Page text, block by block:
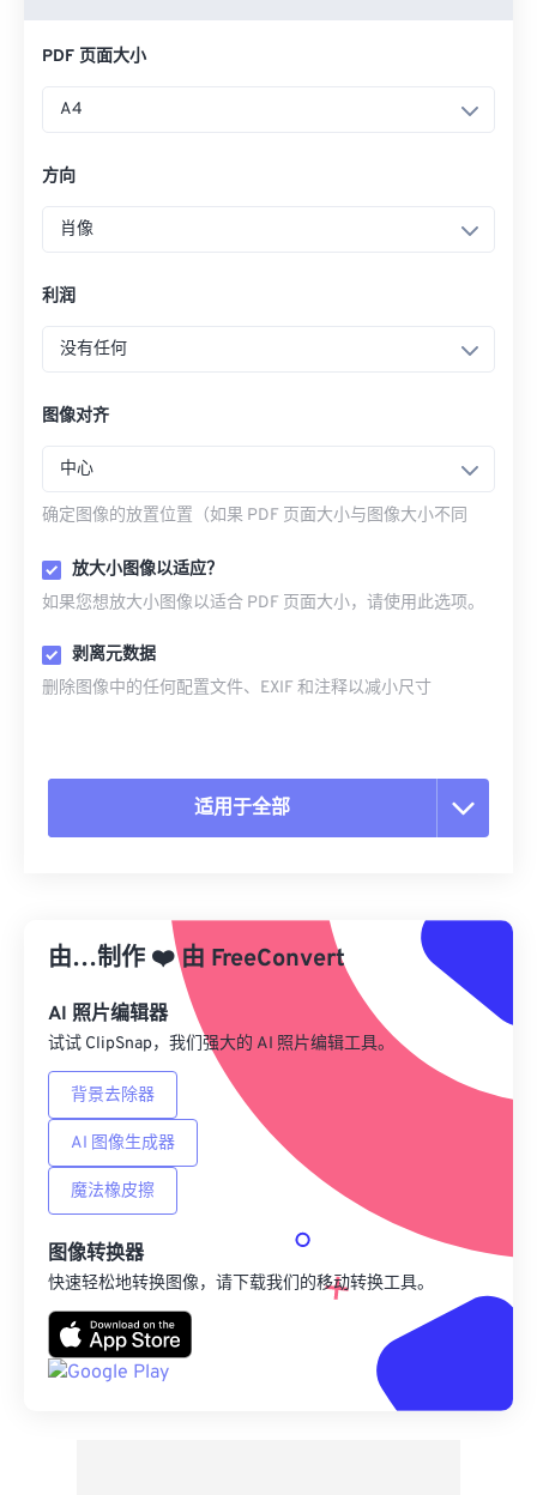
PDF 页面大小
A4
方向
肖像
利润
没有任何
图像对齐
中心
确定图像的放置位置（如果 PDF 页面大小与图像大小不同
放大小图像以适应？
如果您想放大小图像以适合 PDF 页面大小，请使用此选项。
剥离元数据
删除图像中的任何配置文件、EXIF 和注释以减小尺寸
适用于全部
从预设应用
另存为预设
由…制作 ❤️由 FreeConvert
AI 照片编辑器
试试 ClipSnap，我们强大的 AI 照片编辑工具。
背景去除器
AI 图像生成器
魔法橡皮擦
图像转换器
快速轻松地转换图像，请下载我们的移动转换工具。